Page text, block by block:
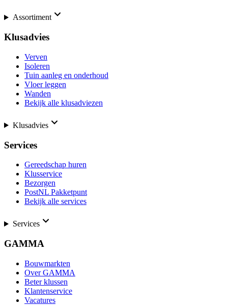
Assortiment
Klusadvies
Verven
Isoleren
Tuin aanleg en onderhoud
Vloer leggen
Wanden
Bekijk alle klusadviezen
Klusadvies
Services
Gereedschap huren
Klusservice
Bezorgen
PostNL Pakketpunt
Bekijk alle services
Services
GAMMA
Bouwmarkten
Over GAMMA
Beter klussen
Klantenservice
Vacatures